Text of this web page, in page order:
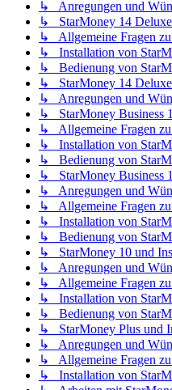
↳ Anregungen und
↳ StarMoney 14 Deluxe
↳ Allgemeine Fragen
↳ Installation von
↳ Bedienung von
↳ StarMoney 14
↳ Anregungen und
↳ StarMoney Business
↳ Allgemeine Fragen zu
↳ Installation von
↳ Bedienung von
↳ StarMoney Business
↳ Anregungen und
↳ Allgemeine Fragen
↳ Installation von
↳ Bedienung von
↳ StarMoney 10 und
↳ Anregungen und
↳ Allgemeine Fragen
↳ Installation von
↳ Bedienung von
↳ StarMoney Plus und
↳ Anregungen und
↳ Allgemeine Fragen zu
↳ Installation von